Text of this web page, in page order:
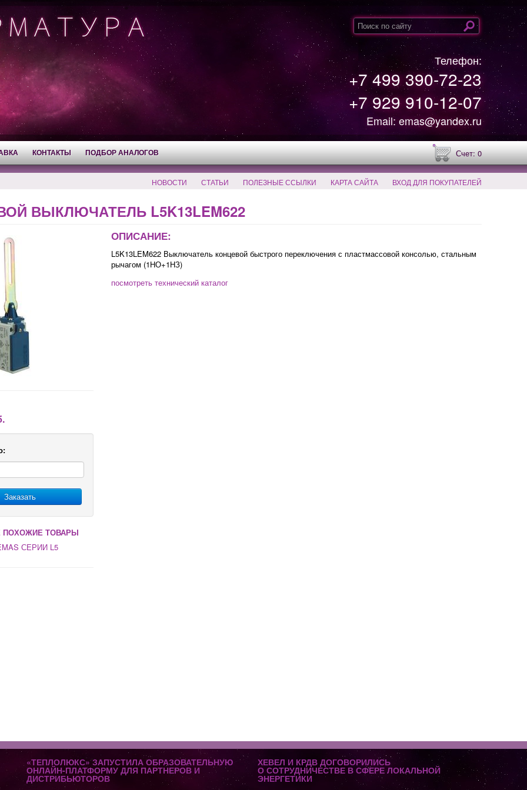
Телефон:
+7 499 390-72-23
+7 929 910-12-07
Email: emas@yandex.ru
КОНТАКТЫ ПОДБОР АНАЛОГОВ Счет: 0
НОВОСТИ СТАТЬИ ПОЛЕЗНЫЕ ССЫЛКИ КАРТА САЙТА ВХОД ДЛЯ ПОКУПАТЕЛЕЙ
ВЫКЛЮЧАТЕЛЬ L5K13LEM622
Заказать
ПОХОЖИЕ ТОВАРЫ
СЕРИИ L5
ОПИСАНИЕ:
L5K13LEM622 Выключатель концевой быстрого переключения с пластмассовой консолью, стальным
рычагом (1НО+1НЗ)
посмотреть технический каталог
«ТЕПЛОЛЮКС» ЗАПУСТИЛА ОБРАЗОВАТЕЛЬНУЮ
ОНЛАЙН-ПЛАТФОРМУ ДЛЯ ПАРТНЕРОВ И
ДИСТРИБЬЮТОРОВ
ХЕВЕЛ И КРДВ ДОГОВОРИЛИСЬ
О СОТРУДНИЧЕСТВЕ В СФЕРЕ ЛОКАЛЬНОЙ
ЭНЕРГЕТИКИ